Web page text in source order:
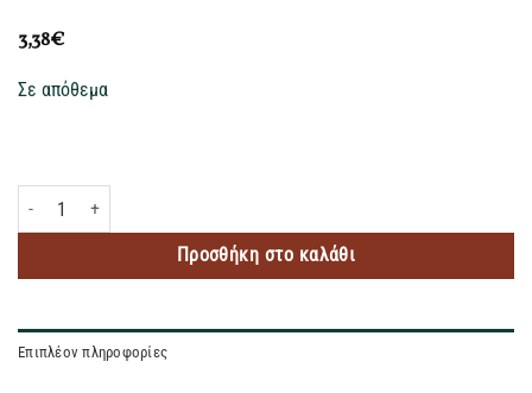
3,38€
Σε απόθεμα
GAROFALO LASAGNA ΦΥΛΛΟ 500GR ποσότητα
Προσθήκη στο καλάθι
Επιπλέον πληροφορίες